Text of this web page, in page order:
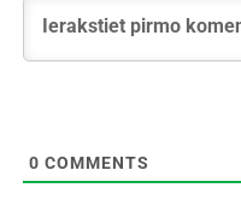
0 COMMENTS